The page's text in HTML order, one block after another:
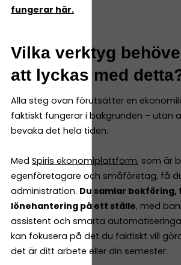
fungerar här.
Vilka verktyg
att lyckas med
Alla steg ovan förutsätter en
faktiskt fungerar i bakgrunden – utan
bevaka det hela tiden.
Med Spiris ekonomiplattform, som är
egenföretagare och småföretag, få
administration. Du samlar
lönehantering på ett ställe, med
assistent och smarta
kan fokusera på det du faktiskt vill
det är ditt arbete eller din semester.